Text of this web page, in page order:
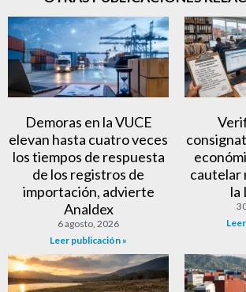
Demoras en la VUCE
elevan hasta cuatro veces
los tiempos de respuesta
de los registros de
importación, advierte
Analdex
6 agosto, 2026
Leer publicación »
cautelar
la